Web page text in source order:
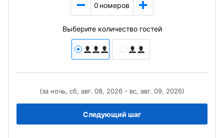
0 номеров
Выберите количество гостей
(за ночь, сб, авг. 08, 2026 - вс, авг. 09, 2026)
Следующий шаг